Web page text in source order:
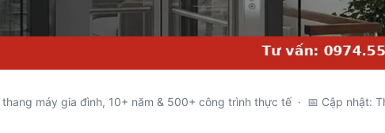
máy gia đình, 10+ năm & 500+ công trình thực tế · 📅 Cập nhật: